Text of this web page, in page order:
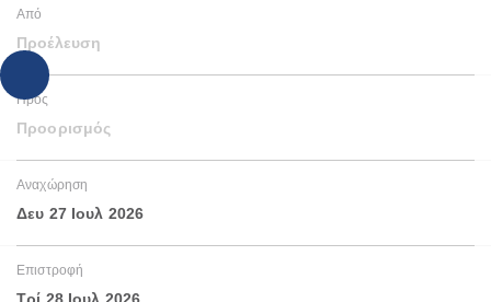
Από
Προέλευση
Προς
Προορισμός
Αναχώρηση
Δευ 27 Ιουλ 2026
Επιστροφή